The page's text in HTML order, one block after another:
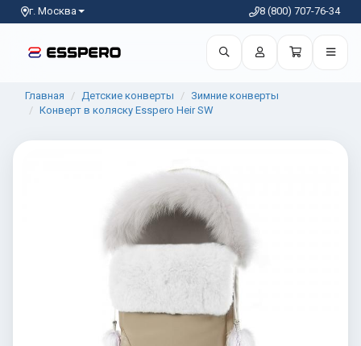
г. Москва 8 (800) 707-76-34
Главная Детские конверты
Зимние конверты
Конверт в коляску Esspero Heir SW